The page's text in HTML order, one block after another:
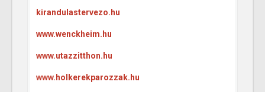
kirandulastervezo.hu
www.wenckheim.hu
www.utazzitthon.hu
www.holkerekparozzak.hu